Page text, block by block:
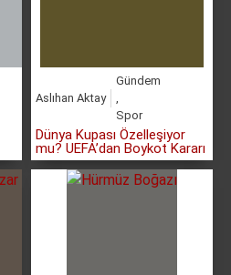
Aslıhan Aktay
Gündem
,
Spor
Dünya Kupası Özelleşiyor
mu? UEFA’dan Boykot Kararı